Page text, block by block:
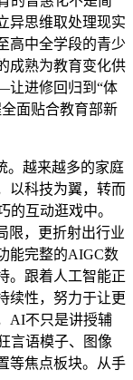
异思维取处理现实
高中全学段的青少
成熟为教育变化供
进修回归到“体
面贴合教育部新
越来越多的家庭
以科技为翼，转而
的互动逛戏中。
限，更折射出行业
能完整的AIGC数
。跟着人工智能正
续性，努力于让更
AI不只是讲授辅
言语模子、图像
等焦点板块。从手